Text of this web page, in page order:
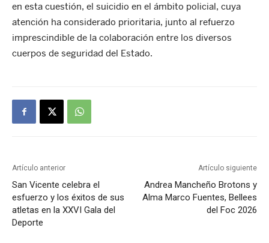
en esta cuestión, el suicidio en el ámbito policial, cuya
atención ha considerado prioritaria, junto al refuerzo
imprescindible de la colaboración entre los diversos
cuerpos de seguridad del Estado.
Artículo anterior
San Vicente celebra el
esfuerzo y los éxitos de sus
atletas en la XXVI Gala del
Deporte
Artículo siguiente
Andrea Mancheño Brotons y
Alma Marco Fuentes, Bellees
del Foc 2026